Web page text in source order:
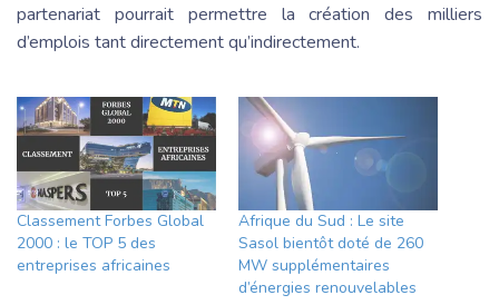
partenariat pourrait permettre la création des milliers
d’emplois tant directement qu’indirectement.
Classement Forbes Global
2000 : le TOP 5 des
entreprises africaines
Afrique du Sud : Le site
Sasol bientôt doté de 260
MW supplémentaires
d’énergies renouvelables